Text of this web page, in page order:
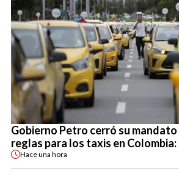
Gobierno Petro cerró su mandato
reglas para los taxis en
Haceuna hora